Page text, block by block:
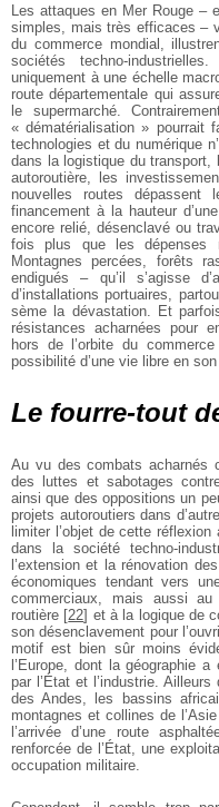
Les attaques en Mer Rouge
simples, mais très efficaces –
du commerce mondial,
sociétés techno-
uniquement à une échelle
route départementale qui
le supermarché.
« dématérialisation » pourrait
technologies et du numérique
dans la logistique du transport,
autoroutière, les
nouvelles routes dépassent
financement à la hauteur
encore relié, désenclavé ou
fois plus que les dépenses
Montagnes percées, forêts
endigués – qu’il s’agisse
d’installations portuaires,
sème la dévastation. Et
résistances acharnées pour
hors de l’orbite du
possibilité d’une vie libre en son
Le fourre-tout
Au vu des combats acharnés
des luttes et sabotages
ainsi que des oppositions un
projets autoroutiers dans
limiter l’objet de cette
dans la société techno-
l’extension et la rénovation
économiques tendant vers
commerciaux, mais aussi
routière [22] et à la logique de
son désenclavement pour
motif est bien sûr moins
l’Europe, dont la géographie
par l’État et l’industrie.
des Andes, les bassins
montagnes et collines de
l’arrivée d’une route
renforcée de l’État, une
occupation militaire.